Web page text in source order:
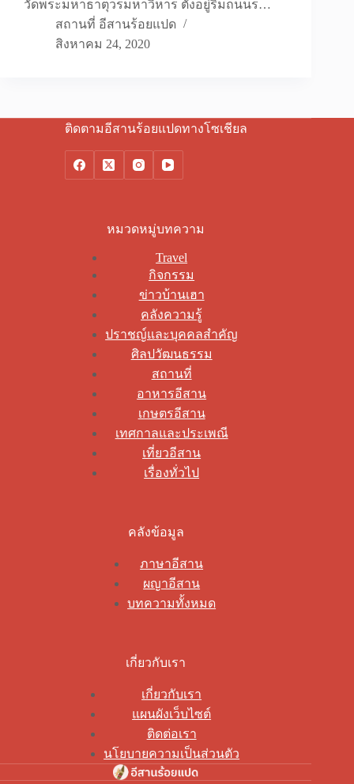
วัดพระมหาธาตุวรมหาวิหาร ตั้งอยู่ริมถนนร…
สถานที่ อีสานร้อยแปด
สิงหาคม 24, 2020
ติดตามอีสานร้อยแปดทางโซเชียล
หมวดหมู่บทความ
Travel
กิจกรรม
ข่าวบ้านเฮา
คลังความรู้
ปราชญ์และบุคคลสำคัญ
ศิลปวัฒนธรรม
สถานที่
อาหารอีสาน
เกษตรอีสาน
เทศกาลและประเพณี
เที่ยวอีสาน
เรื่องทั่วไป
คลังข้อมูล
ภาษาอีสาน
ผญาอีสาน
บทความทั้งหมด
เกี่ยวกับเรา
เกี่ยวกับเรา
แผนผังเว็บไซต์
ติดต่อเรา
นโยบายความเป็นส่วนตัว